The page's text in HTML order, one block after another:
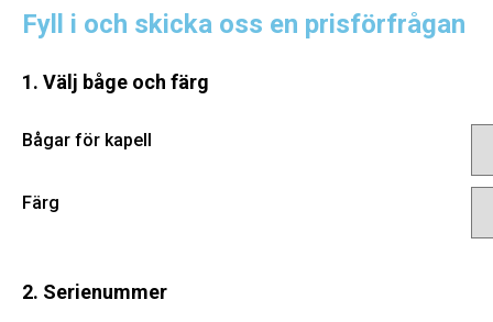
Fyll i och skicka oss en prisförfrågan
1. Välj båge och färg
Bågar för kapell
Färg
2. Serienummer